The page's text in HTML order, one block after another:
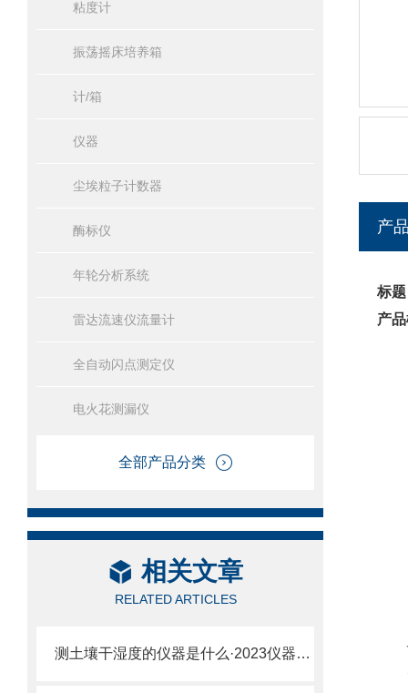
粘度计
振荡摇床培养箱
计/箱
仪器
尘埃粒子计数器
酶标仪
年轮分析系统
雷达流速仪流量计
全自动闪点测定仪
电火花测漏仪
全部产品分类
相关文章
RELATED ARTICLES
测土壤干湿度的仪器是什么·2023仪器仪表·云唐土壤干湿度检测仪器设备
产
标
产
一